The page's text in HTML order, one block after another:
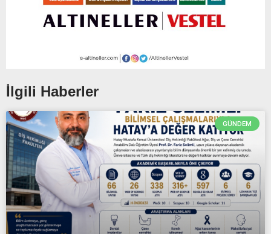
İlgili Haberler
GÜNDEM